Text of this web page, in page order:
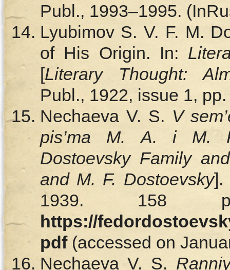
Publ., 1993–1995.
Lyubimov S. V. F. M.
of His Origin. In:
[Literary Thought:
Publ., 1922, issue 1,
Nechaeva V. S. V
pis’ma M. A. i M.
Dostoevsky Family
and M. F. Dostoevsky].
1939. 158
https://
pdf(accessed on
Nechaeva V. S.